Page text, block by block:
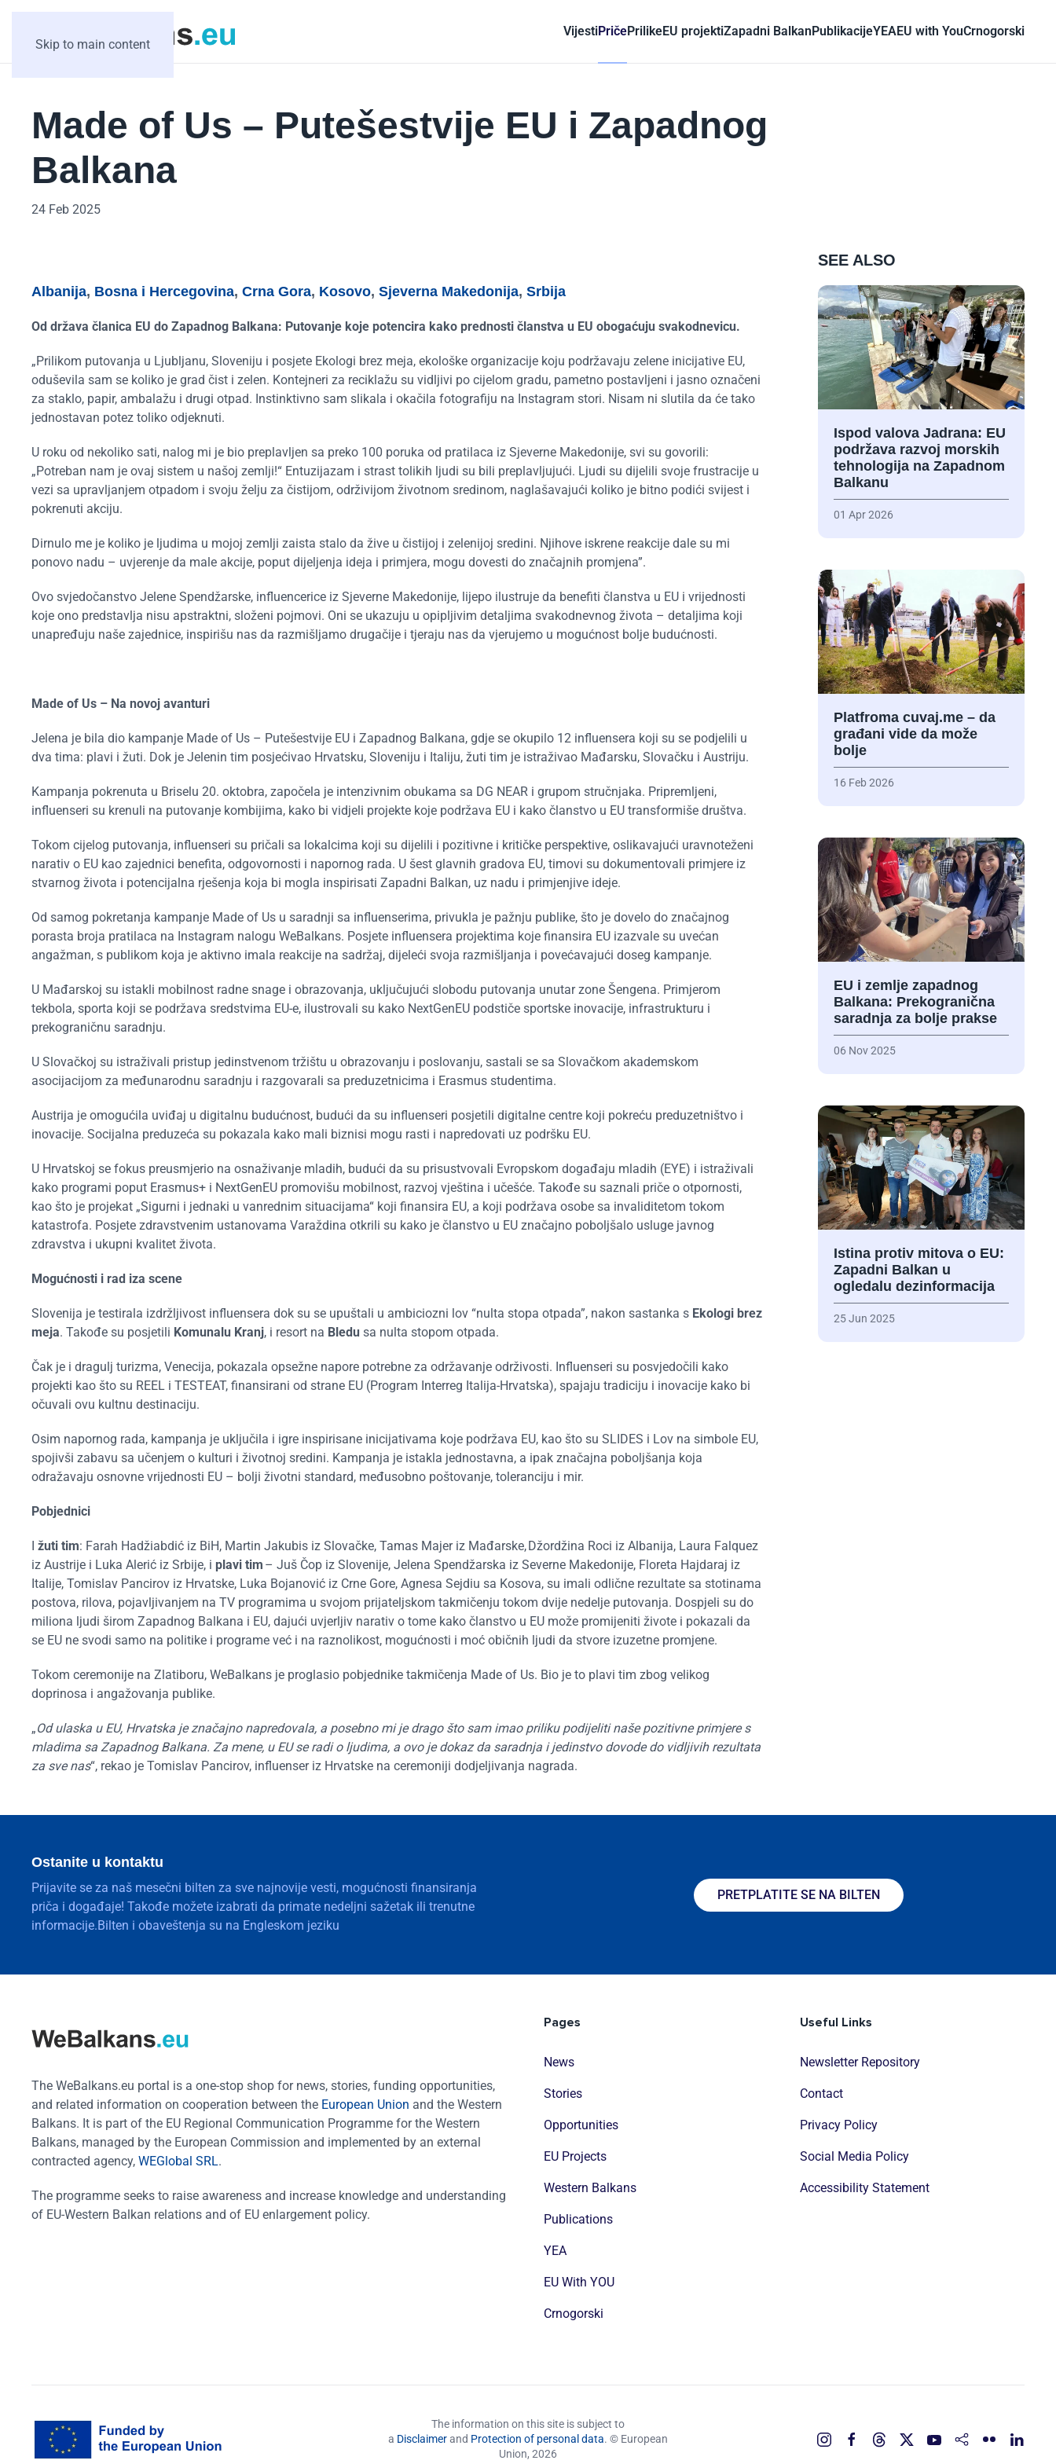
Skip to main content
VijestiPričePrilikeEU projektiZapadni BalkanPublikacijeYEAEU with YouCrnogorski
Made of Us – Putešestvije EU i Zapadnog
Balkana
24 Feb 2025
Albanija, Bosna i Hercegovina, Crna Gora, Kosovo, Sjeverna Makedonija, Srbija
Od država članica EU do Zapadnog Balkana: Putovanje koje potencira kako prednosti članstva u EU obogaćuju svakodnevicu.
„Prilikom putovanja u Ljubljanu, Sloveniju i posjete Ekologi brez meja, ekološke organizacije koju podržavaju zelene inicijative EU,
oduševila sam se koliko je grad čist i zelen. Kontejneri za reciklažu su vidljivi po cijelom gradu, pametno postavljeni i jasno označeni
za staklo, papir, ambalažu i drugi otpad. Instinktivno sam slikala i okačila fotografiju na Instagram stori. Nisam ni slutila da će tako
jednostavan potez toliko odjeknuti.
U roku od nekoliko sati, nalog mi je bio preplavljen sa preko 100 poruka od pratilaca iz Sjeverne Makedonije, svi su govorili:
„Potreban nam je ovaj sistem u našoj zemlji!“ Entuzijazam i strast tolikih ljudi su bili preplavljujući. Ljudi su dijelili svoje frustracije u
vezi sa upravljanjem otpadom i svoju želju za čistijom, održivijom životnom sredinom, naglašavajući koliko je bitno podići svijest i
pokrenuti akciju.
Dirnulo me je koliko je ljudima u mojoj zemlji zaista stalo da žive u čistijoj i zelenijoj sredini. Njihove iskrene reakcije dale su mi
ponovo nadu – uvjerenje da male akcije, poput dijeljenja ideja i primjera, mogu dovesti do značajnih promjena”.
Ovo svjedočanstvo Jelene Spendžarske, influencerice iz Sjeverne Makedonije, lijepo ilustruje da benefiti članstva u EU i vrijednosti
koje ono predstavlja nisu apstraktni, složeni pojmovi. Oni se ukazuju u opipljivim detaljima svakodnevnog života – detaljima koji
unapređuju naše zajednice, inspirišu nas da razmišljamo drugačije i tjeraju nas da vjerujemo u mogućnost bolje budućnosti.
Made of Us – Na novoj avanturi
Jelena je bila dio kampanje Made of Us – Putešestvije EU i Zapadnog Balkana, gdje se okupilo 12 influensera koji su se podjelili u
dva tima: plavi i žuti. Dok je Jelenin tim posjećivao Hrvatsku, Sloveniju i Italiju, žuti tim je istraživao Mađarsku, Slovačku i Austriju.
Kampanja pokrenuta u Briselu 20. oktobra, započela je intenzivnim obukama sa DG NEAR i grupom stručnjaka. Pripremljeni,
influenseri su krenuli na putovanje kombijima, kako bi vidjeli projekte koje podržava EU i kako članstvo u EU transformiše društva.
Tokom cijelog putovanja, influenseri su pričali sa lokalcima koji su dijelili i pozitivne i kritičke perspektive, oslikavajući uravnoteženi
narativ o EU kao zajednici benefita, odgovornosti i napornog rada. U šest glavnih gradova EU, timovi su dokumentovali primjere iz
stvarnog života i potencijalna rješenja koja bi mogla inspirisati Zapadni Balkan, uz nadu i primjenjive ideje.
Od samog pokretanja kampanje Made of Us u saradnji sa influenserima, privukla je pažnju publike, što je dovelo do značajnog
porasta broja pratilaca na Instagram nalogu WeBalkans. Posjete influensera projektima koje finansira EU izazvale su uvećan
angažman, s publikom koja je aktivno imala reakcije na sadržaj, dijeleći svoja razmišljanja i povećavajući doseg kampanje.
U Mađarskoj su istakli mobilnost radne snage i obrazovanja, uključujući slobodu putovanja unutar zone Šengena. Primjerom
tekbola, sporta koji se podržava sredstvima EU-e, ilustrovali su kako NextGenEU podstiče sportske inovacije, infrastrukturu i
prekograničnu saradnju.
U Slovačkoj su istraživali pristup jedinstvenom tržištu u obrazovanju i poslovanju, sastali se sa Slovačkom akademskom
asocijacijom za međunarodnu saradnju i razgovarali sa preduzetnicima i Erasmus studentima.
Austrija je omogućila uviđaj u digitalnu budućnost, budući da su influenseri posjetili digitalne centre koji pokreću preduzetništvo i
inovacije. Socijalna preduzeća su pokazala kako mali biznisi mogu rasti i napredovati uz podršku EU.
U Hrvatskoj se fokus preusmjerio na osnaživanje mladih, budući da su prisustvovali Evropskom događaju mladih (EYE) i istraživali
kako programi poput Erasmus+ i NextGenEU promovišu mobilnost, razvoj vještina i učešće. Takođe su saznali priče o otpornosti,
kao što je projekat „Sigurni i jednaki u vanrednim situacijama“ koji finansira EU, a koji podržava osobe sa invaliditetom tokom
katastrofa. Posjete zdravstvenim ustanovama Varaždina otkrili su kako je članstvo u EU značajno poboljšalo usluge javnog
zdravstva i ukupni kvalitet života.
Mogućnosti i rad iza scene
Slovenija je testirala izdržljivost influensera dok su se upuštali u ambiciozni lov “nulta stopa otpada”, nakon sastanka s Ekologi brez
meja. Takođe su posjetili Komunalu Kranj, i resort na Bledu sa nulta stopom otpada.
Čak je i dragulj turizma, Venecija, pokazala opsežne napore potrebne za održavanje održivosti. Influenseri su posvjedočili kako
projekti kao što su REEL i TESTEAT, finansirani od strane EU (Program Interreg Italija-Hrvatska), spajaju tradiciju i inovacije kako bi
očuvali ovu kultnu destinaciju.
Osim napornog rada, kampanja je uključila i igre inspirisane inicijativama koje podržava EU, kao što su SLIDES i Lov na simbole EU,
spojivši zabavu sa učenjem o kulturi i životnoj sredini. Kampanja je istakla jednostavna, a ipak značajna poboljšanja koja
odražavaju osnovne vrijednosti EU – bolji životni standard, međusobno poštovanje, toleranciju i mir.
Pobjednici
I žuti tim: Farah Hadžiabdić iz BiH, Martin Jakubis iz Slovačke, Tamas Majer iz Mađarske, Džordžina Roci iz Albanija, Laura Falquez
iz Austrije i Luka Alerić iz Srbije, i plavi tim – Juš Čop iz Slovenije, Jelena Spendžarska iz Severne Makedonije, Floreta Hajdaraj iz
Italije, Tomislav Pancirov iz Hrvatske, Luka Bojanović iz Crne Gore, Agnesa Sejdiu sa Kosova, su imali odlične rezultate sa stotinama
postova, rilova, pojavljivanjem na TV programima u svojom prijateljskom takmičenju tokom dvije nedelje putovanja. Dospjeli su do
miliona ljudi širom Zapadnog Balkana i EU, dajući uvjerljiv narativ o tome kako članstvo u EU može promijeniti živote i pokazali da
se EU ne svodi samo na politike i programe već i na raznolikost, mogućnosti i moć običnih ljudi da stvore izuzetne promjene.
Tokom ceremonije na Zlatiboru, WeBalkans je proglasio pobjednike takmičenja Made of Us. Bio je to plavi tim zbog velikog
doprinosa i angažovanja publike.
„Od ulaska u EU, Hrvatska je značajno napredovala, a posebno mi je drago što sam imao priliku podijeliti naše pozitivne primjere s
mladima sa Zapadnog Balkana. Za mene, u EU se radi o ljudima, a ovo je dokaz da saradnja i jedinstvo dovode do vidljivih rezultata
za sve nas“, rekao je Tomislav Pancirov, influenser iz Hrvatske na ceremoniji dodjeljivanja nagrada.
SEE ALSO
Ispod valova Jadrana: EU
podržava razvoj morskih
tehnologija na Zapadnom
Balkanu
01 Apr 2026
Platfroma cuvaj.me – da
građani vide da može
bolje
16 Feb 2026
EU i zemlje zapadnog
Balkana: Prekogranična
saradnja za bolje prakse
06 Nov 2025
Istina protiv mitova o EU:
Zapadni Balkan u
ogledalu dezinformacija
25 Jun 2025
Ostanite u kontaktu
Prijavite se za naš mesečni bilten za sve najnovije vesti, mogućnosti finansiranja
priča i događaje! Takođe možete izabrati da primate nedeljni sažetak ili trenutne
informacije.Bilten i obaveštenja su na Engleskom jeziku
PRETPLATITE SE NA BILTEN
The WeBalkans.eu portal is a one-stop shop for news, stories, funding opportunities,
and related information on cooperation between the European Union and the Western
Balkans. It is part of the EU Regional Communication Programme for the Western
Balkans, managed by the European Commission and implemented by an external
contracted agency, WEGlobal SRL.
The programme seeks to raise awareness and increase knowledge and understanding
of EU-Western Balkan relations and of EU enlargement policy.
Pages
News
Stories
Opportunities
EU Projects
Western Balkans
Publications
YEA
EU With YOU
Crnogorski
Useful Links
Newsletter Repository
Contact
Privacy Policy
Social Media Policy
Accessibility Statement
The information on this site is subject to
a Disclaimerand Protection of personal data. © European
Union, 2026